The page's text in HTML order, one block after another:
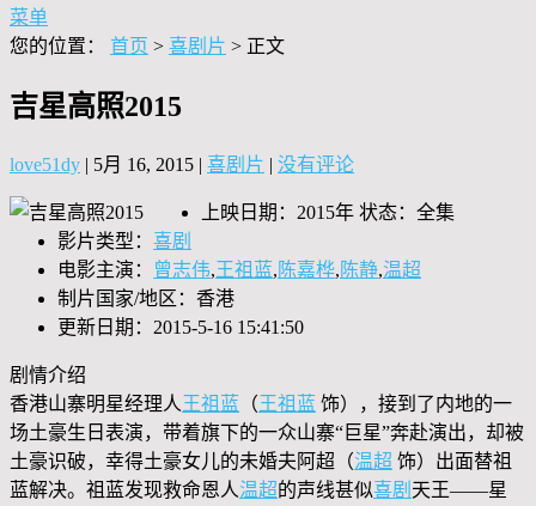
菜单
您的位置： 首页 > 喜剧片 > 正文
吉星高照2015
love51dy | 5月 16, 2015 | 喜剧片 | 没有评论
上映日期：2015年 状态：全集
影片类型： 喜剧
电影主演：
曾志伟,王祖蓝, 陈嘉桦, 陈静,温超
制片国家/地区：香港
更新日期：2015-5-16 15:41:50
剧情介绍
香港山寨明星经理人 王祖蓝 （王祖蓝 饰），接到了内地的一
场土豪生日表演，带着旗下的一众山寨“巨星”奔赴演出，却被
土豪识破，幸得土豪女儿的未婚夫阿超（温超 饰）出面替祖
蓝解决。祖蓝发现救命恩人温超的声线甚似喜剧 天王——星